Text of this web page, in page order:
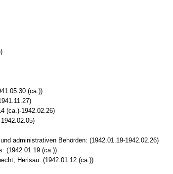
(ca.))
(ca.)-1942.02.26)
administrativen Behörden: (1942.01.19-1942.02.26)
(1942.01.19 (ca.))
Herisau: (1942.01.12 (ca.))